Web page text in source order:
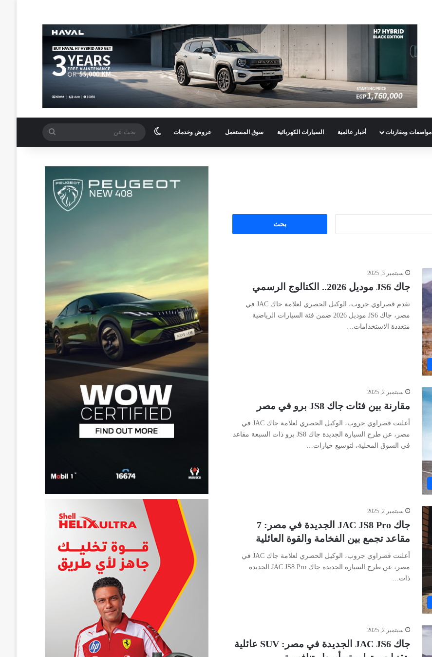
مواصفات ومقارنات أخبار عالمية السيارات الكهربائية سوق المستعمل عروض وخدمات الوضع المظلم بحث
عن
سبتمبر 3, 2025
جاك JS6 موديل 2026.. الكتالوج الرسمي
تقدم قصراوي جروب، الوكيل الحصري لعلامة جاك JAC في
مصر، جاك JS6 موديل 2026 ضمن فئة السيارات الرياضية
متعددة الاستخدامات…
سبتمبر 2, 2025
مقارنة بين فئات جاك JS8 برو في مصر
أعلنت قصراوي جروب، الوكيل الحصري لعلامة جاك JAC في
مصر، عن طرح السيارة الجديدة جاك JS8 برو ذات السبعة مقاعد
في السوق المحلية، لتوسيع خيارات…
سبتمبر 2, 2025
جاك JAC JS8 Pro الجديدة في مصر: 7
مقاعد تجمع بين الفخامة والقوة العائلية
أعلنت قصراوي جروب، الوكيل الحصري لعلامة جاك JAC في
مصر، عن طرح السيارة الجديدة جاك JAC JS8 Pro الجديدة
ذات…
سبتمبر 2, 2025
جاك JAC JS6 الجديدة في مصر: SUV عائلية